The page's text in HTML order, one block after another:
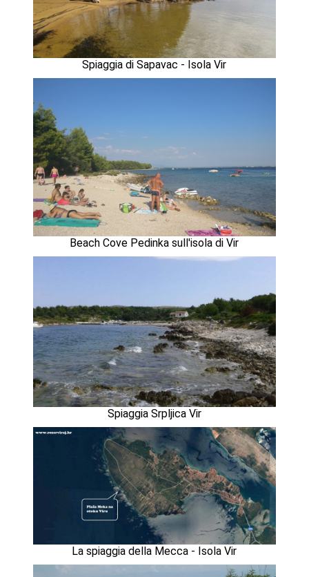
Spiaggia di Sapavac - Isola Vir
Beach Cove Pedinka sull'isola di Vir
Spiaggia Srpljica Vir
La spiaggia della Mecca - Isola Vir